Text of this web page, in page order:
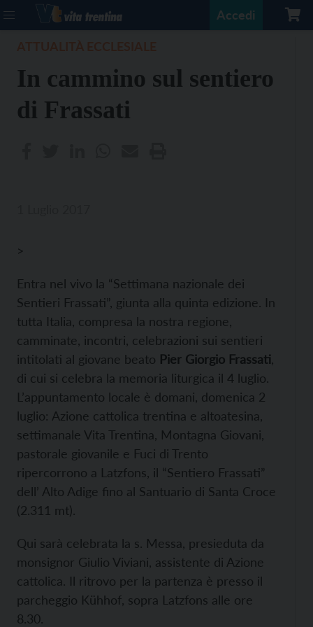
Accedi
In cammino sul sentiero
di Frassati
>
Entra nel vivo la “Settimana nazionale dei
Sentieri Frassati”, giunta alla quinta edizione. In
tutta Italia, compresa la nostra regione,
camminate, incontri, celebrazioni sui sentieri
intitolati al giovane beato Pier Giorgio Frassati
di cui si celebra la memoria liturgica il 4 luglio.
L’appuntamento locale è domani, domenica 2
luglio: Azione cattolica trentina e altoatesina,
settimanale Vita Trentina, Montagna Giovani,
pastorale giovanile e Fuci di Trento
ripercorrono a Latzfons, il “Sentiero Frassati”
dell’ Alto Adige fino al Santuario di Santa Croce
(2.311 mt).
Qui sarà celebrata la s. Messa, presieduta da
monsignor Giulio Viviani, assistente di Azione
cattolica. Il ritrovo per la partenza è presso il
parcheggio Kühhof, sopra Latzfons alle ore
8.30.